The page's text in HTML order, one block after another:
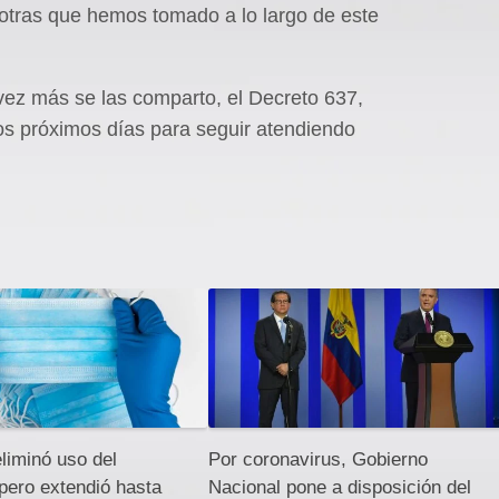
que hemos tomado a lo largo de este
más se las comparto, el Decreto 637,
próximos días para seguir atendiendo
uso del
extendió hasta
Por coronavirus, Gobierno
Nacional pone a disposición del